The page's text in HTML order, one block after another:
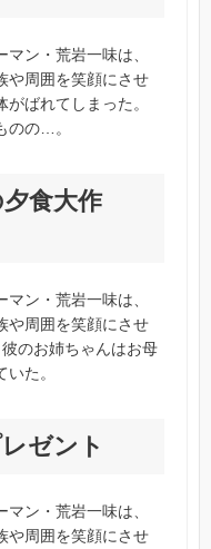
ン・荒岩一味は、
や周囲を笑顔にさせ
ばれてしまった。
のの…。
食大作
ン・荒岩一味は、
や周囲を笑顔にさせ
のお姉ちゃんはお母
た。
ゼント
ン・荒岩一味は、
や周囲を笑顔にさせ